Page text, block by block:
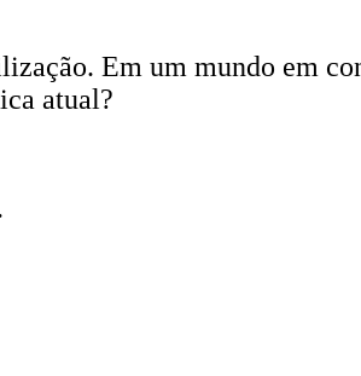
Em um mundo em
atual?